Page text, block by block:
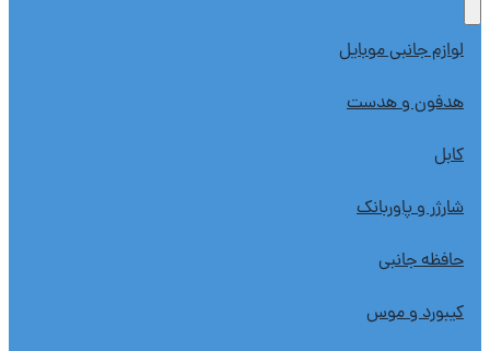
لوازم جانبی موبایل
هدفون و هدست
کابل
شارژر و پاوربانک
حافظه جانبی
کیبورد و موس